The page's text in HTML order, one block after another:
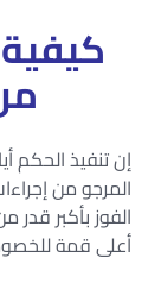
إن تنفيذ الحكم
المرجو من
الفوز بأكبر
أعلى قمة